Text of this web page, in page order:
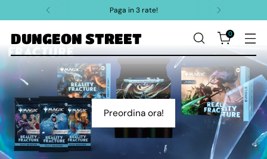
Paga in 3 rate!
DUNGEON STREET 0
Preordina ora!